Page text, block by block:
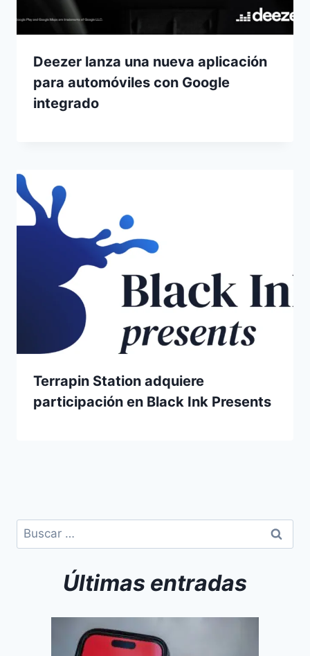
Deezer lanza una nueva aplicación
para automóviles con Google
integrado
Terrapin Station adquiere
participación en Black Ink Presents
Últimas entradas